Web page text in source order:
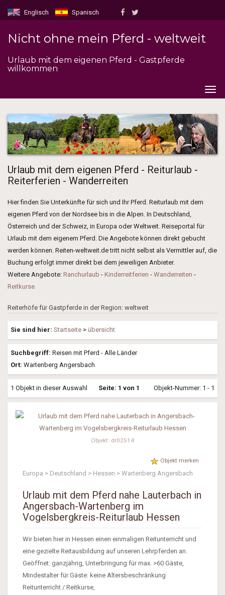
Englisch Spanisch
Nicht ohne mein Pferd - weltweit
Urlaub mit dem eigenen Pferd - Gastpferde
willkommen
Urlaub mit dem eigenen Pferd - Reiturlaub -
Reiterferien - Wanderreiten
Hier finden Sie Unterkünfte für sich und Ihr Pferd. Reiturlaub mit dem
eigenen Pferd von der Nordsee bis in die Alpen. In Deutschland,
Österreich und der Schweiz, in Europa oder Weltweit. Reiseportal für
Urlaub mit dem eigenem Pferd. Die Angebote können direkt gebucht
werden können. Reiten-weltweit.de tritt nicht selbst als Vermittler auf, die
Buchung erfolgt immer direkt bei dem jeweiligen Anbieter.
Weitere Angebote: Ranchurlaub - Kinderreitferien - Wanderreiten -
Reitkurse
Reiterhöfe für Gastpferde in der Region: weltweit
Sie sind hier: Startseite > übersicht
Suchbegriff: Reisen mit Pferd - Alle Länder
Ort: Wartenberg Angersbach
1 Objekt in dieser Auswahl Seite: 1 von 1 Objekt-Nummer: 1 - 1
Objekt: dr02514
Objekt merken
Europa > Deutschland > Hessen > Wartenberg Angersbach
Urlaub mit dem Pferd nahe Lauterbach in
Angersbach-Wartenberg im
Vogelsbergkreis-Reiturlaub Hessen
Wir bieten hier in Hessen einen einmaligen Reitunterricht und
eine gezielte Reitausbildung auf unseren Lehrpferden an.
Geöffnet: ganzjährig, Unterbringung für max. >60 Gäste,
Mindestalter für Gäste: keine Altersbeschränkung
Reitunterricht / Reitkurse,